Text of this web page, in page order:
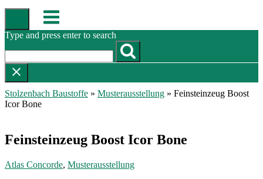
Skip
content
Menu
Type and press enter to search
Stolzenbach Baustoffe » Musterausstellung » Feinsteinzeug Boost
Icor Bone
Feinsteinzeug Boost Icor Bone
Atlas Concorde, Musterausstellung